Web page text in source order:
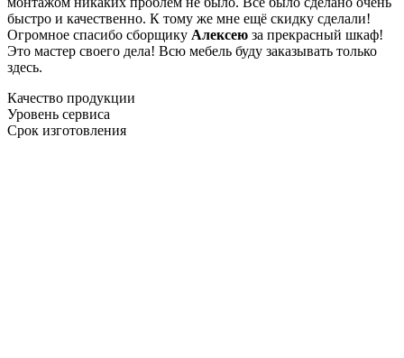
быстро и качественно. К тому же мне ещё скидку сделали!
Огромное спасибо сборщику Алексею за прекрасный шкаф!
Это мастер своего дела! Всю мебель буду заказывать только
здесь.
Качество продукции
Уровень сервиса
Срок изготовления